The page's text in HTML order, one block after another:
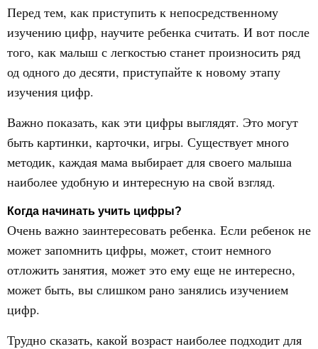
Перед тем, как приступить к непосредственному
изучению цифр, научите ребенка считать. И вот после
того, как малыш с легкостью станет произносить ряд
од одного до десяти, приступайте к новому этапу
изучения цифр.
Важно показать, как эти цифры выглядят. Это могут
быть картинки, карточки, игры. Существует много
методик, каждая мама выбирает для своего малыша
наиболее удобную и интересную на свой взгляд.
Когда начинать учить цифры?
Очень важно заинтересовать ребенка. Если ребенок не
может запомнить цифры, может, стоит немного
отложить занятия, может это ему еще не интересно,
может быть, вы слишком рано занялись изучением
цифр.
Трудно сказать, какой возраст наиболее подходит для